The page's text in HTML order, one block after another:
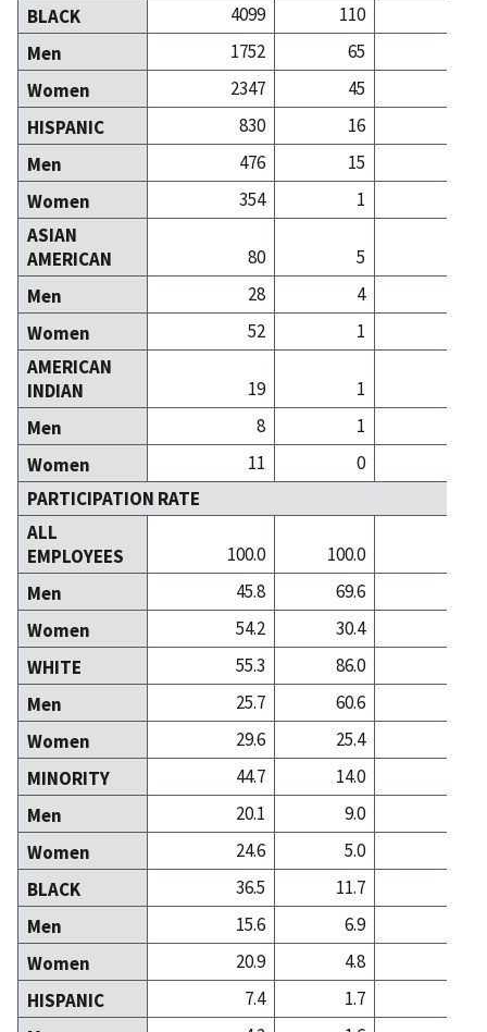
BLACK
4099 110
Men
1752 65
Women
2347 45
HISPANIC
830
16
Men
476
15
Women
354
1
ASIAN
AMERICAN
80
5
Men
28
4
Women
52
1
AMERICAN
INDIAN
19
1
Men
8
1
Women
11
0
PARTICIPATION RATE
ALL
EMPLOYEES
100.0 100.0
Men
45.8 69.6
Women
54.2 30.4
WHITE
55.3 86.0
Men
25.7 60.6
Women
29.6 25.4
MINORITY
44.7 14.0
Men
20.1 9.0
Women
24.6 5.0
BLACK
36.5 11.7
Men
15.6 6.9
Women
20.9 4.8
HISPANIC
7.4 1.7